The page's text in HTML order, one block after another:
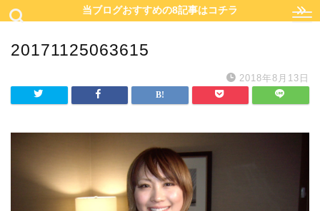
当ブログおすすめの8記事はコチラ
20171125063615
2018年8月13日